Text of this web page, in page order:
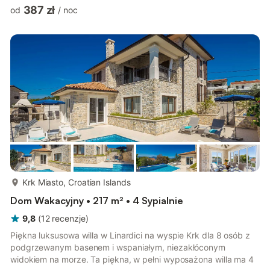
bohemistycznymi dekoracjami – ze skośnymi sufitami,
miejsce na romantyczny wypad do Supetarska Draga, Rab.
Główną przestrzenią dzienną jest połączona jadalnia i salon.
Kuchnia wyposażona jest we wszystkie nowoczesn...
od 387 zł / noc
Krk Miasto, Croatian Islands
Dom Wakacyjny • 217 m² • 4 Sypialnie
9,8 (12 recenzje)
Piękna luksusowa willa w Linardici na wyspie Krk dla 8 osób z
podgrzewanym basenem i wspaniałym, niezakłóconym
widokiem na morze. Ta piękna, w pełni wyposażona willa ma 4